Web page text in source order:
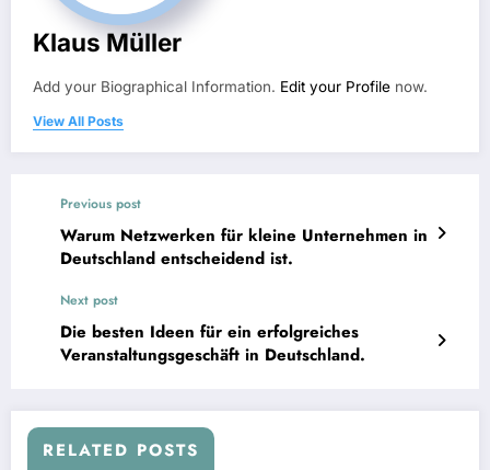
Klaus Müller
Add your Biographical Information. Edit your Profile now.
View All Posts
Previous post
Warum Netzwerken für kleine Unternehmen in
Deutschland entscheidend ist.
Next post
Die besten Ideen für ein erfolgreiches
Veranstaltungsgeschäft in Deutschland.
RELATED POSTS